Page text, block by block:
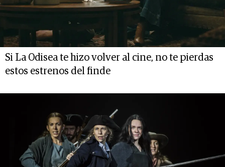
Si La Odisea te hizo volver al cine, no te pierdas
estos estrenos del finde